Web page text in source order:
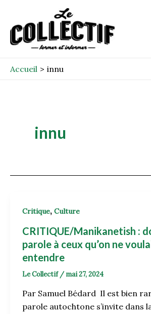
contenu
Accueil innu
innu
Critique, Culture
CRITIQUE/Manikanetish :
parole à ceux qu’on ne
entendre
Le Collectif / mai 27, 2024
Par Samuel Bédard Il est bien
parole autochtone s’invite dans